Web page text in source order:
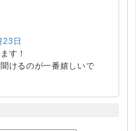
23日
す！
けるのが一番嬉しいで